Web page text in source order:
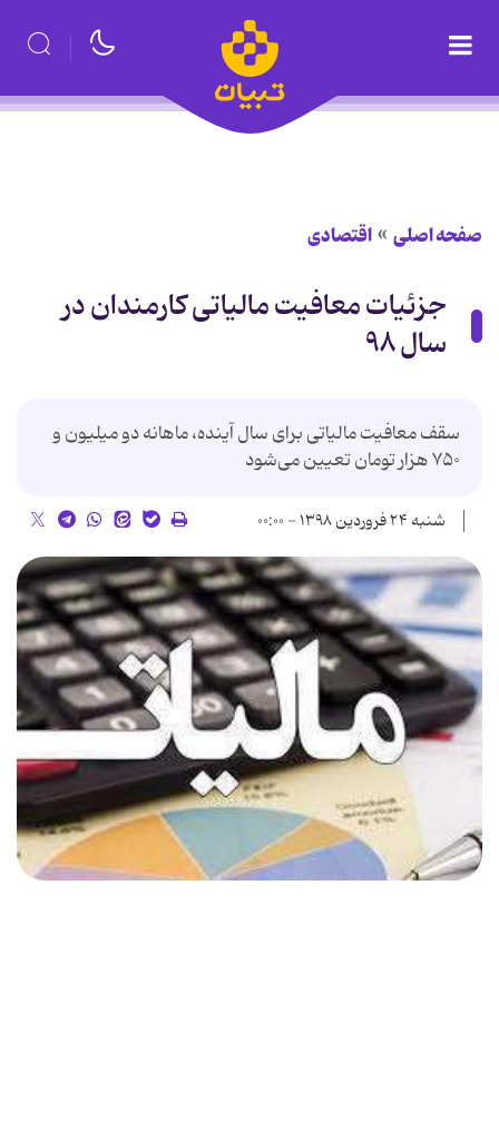
صفحه اصلی اقتصادی
جزئیات معافیت مالیاتی کارمندان در
سال ۹۸
سقف معافیت مالیاتی برای سال آینده، ماهانه دو میلیون و
۷۵۰ هزار تومان تعیین می‌شود
شنبه ۲۴ فروردین ۱۳۹۸ - ۰۰:۰۰